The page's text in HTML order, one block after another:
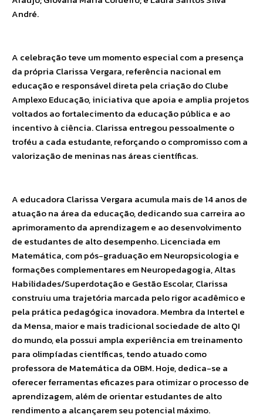
André.
A celebração teve um momento especial com a presença
da própria Clarissa Vergara, referência nacional em
educação e responsável direta pela criação do Clube
Amplexo Educação, iniciativa que apoia e amplia projetos
voltados ao fortalecimento da educação pública e ao
incentivo à ciência. Clarissa entregou pessoalmente o
troféu a cada estudante, reforçando o compromisso com a
valorização de meninas nas áreas científicas.
A educadora Clarissa Vergara acumula mais de 14 anos de
atuação na área da educação, dedicando sua carreira ao
aprimoramento da aprendizagem e ao desenvolvimento
de estudantes de alto desempenho. Licenciada em
Matemática, com pós-graduação em Neuropsicologia e
formações complementares em Neuropedagogia, Altas
Habilidades/Superdotação e Gestão Escolar, Clarissa
construiu uma trajetória marcada pelo rigor acadêmico e
pela prática pedagógica inovadora. Membra da Intertel e
da Mensa, maior e mais tradicional sociedade de alto QI
do mundo, ela possui ampla experiência em treinamento
para olimpíadas científicas, tendo atuado como
professora de Matemática da OBM. Hoje, dedica-se a
oferecer ferramentas eficazes para otimizar o processo de
aprendizagem, além de orientar estudantes de alto
rendimento a alcançarem seu potencial máximo.